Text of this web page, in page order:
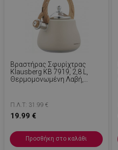
Βραστήρας Σφυρίχτρας
Klausberg KB 7919, 2,8 L,
Θερμομονωμένη Λαβή,
Π.Λ.Τ: 31.99 €
19.99 €
Προσθήκη στο καλάθι